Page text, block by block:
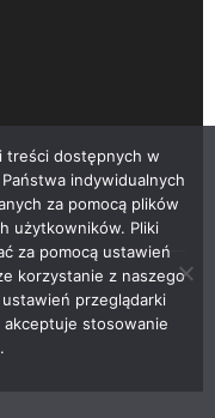
treści dostępnych w
indywidualnych
za pomocą plików
użytkowników. Pliki
za pomocą ustawień
korzystanie z naszego
przeglądarki
stosowanie